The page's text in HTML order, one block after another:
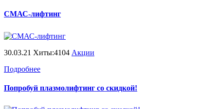
СМАС-лифтинг
30.03.21 Хиты:4104 Акции
Подробнее
Попробуй плазмолифтинг со скидкой!